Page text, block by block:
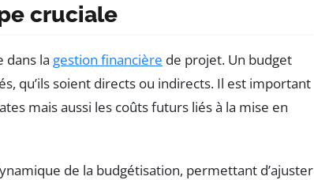
cruciale
dans la gestion financière de projet. Un budget
qu’ils soient directs ou indirects. Il est important
mais aussi les coûts futurs liés à la mise en
de la budgétisation, permettant d’ajuster